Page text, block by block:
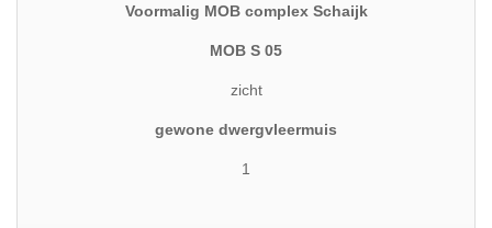
Voormalig MOB complex Schaijk
MOB S 05
zicht
gewone dwergvleermuis
1